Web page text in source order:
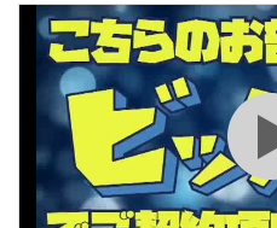
間取り / 専有面
1LDK/31.31m²
種別 / 構造 アパート 木造
築年 / 築年月 築30年/1996年9月
2階/2階建